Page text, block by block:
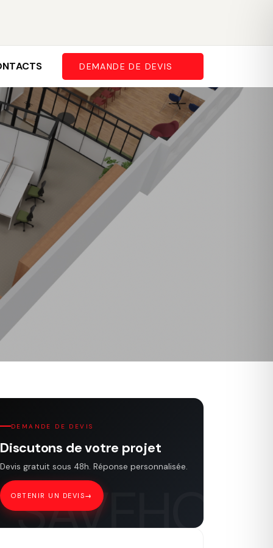
DEMANDE DE DEVIS
Discutons de votre projet
Devis gratuit sous 48h. Réponse personnalisée.
OBTENIR UN DEVIS